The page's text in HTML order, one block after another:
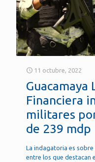
11 octubre, 2022
Guacamaya
Financiera
militares
de 239 mdp
La indagatoria es
entre los que destacan